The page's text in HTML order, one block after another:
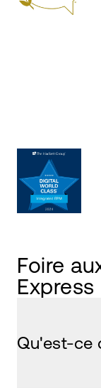
Foire
Express
Qu'est-ce